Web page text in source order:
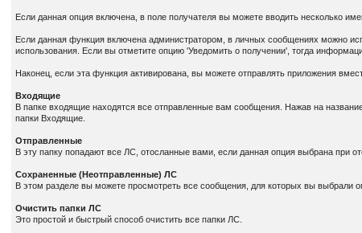
Если данная опция включена, в поле получателя вы можете вводить несколько
Если данная функция включена администратором, в личных сообщениях можно
использования. Если вы отметите опцию 'Уведомить о получении', тогда
Наконец, если эта функция активирована, вы можете отправлять приложения
Входящие
В папке входящие находятся все отправленные вам сообщения. Нажав на
папки Входящие.
Отправленные
В эту папку попадают все ЛС, отосланные вами, если данная опция выбрана при
Сохраненные (Неотправленные) ЛС
В этом разделе вы можете просмотреть все сообщения, для которых вы выбрали
Очистить папки ЛС
Это простой и быстрый способ очистить все папки ЛС.